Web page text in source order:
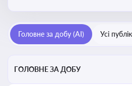
ефективність і знизити витрати
Головне за добу (AI) Усі
ГОЛОВНЕ ЗА ДОБУ